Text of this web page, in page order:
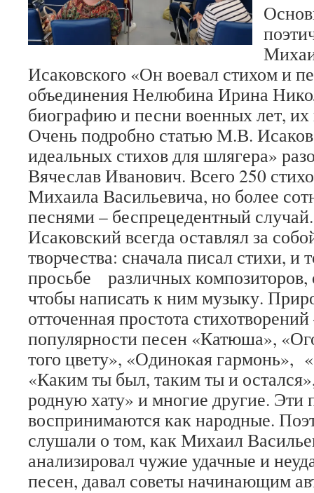
Исаковского «Он воевал стихом и
объединения Нелюбина Ирина
биографию и песни военных лет, их
Очень подробно статью М.В.
идеальных стихов для шлягера»
Вячеслав Иванович. Всего 250
Михаила Васильевича, но более
песнями – беспрецедентный
Исаковский всегда оставлял за
творчества: сначала писал стихи, и
просьбе различных композиторов,
чтобы написать к ним музыку.
отточенная простота
популярности песен «Катюша»,
того цвету», «Одинокая гармонь»,
«Каким ты был, таким ты и
родную хату» и многие другие.
воспринимаются как народные.
слушали о том, как Михаил
анализировал чужие удачные и
песен, давал советы начинающим